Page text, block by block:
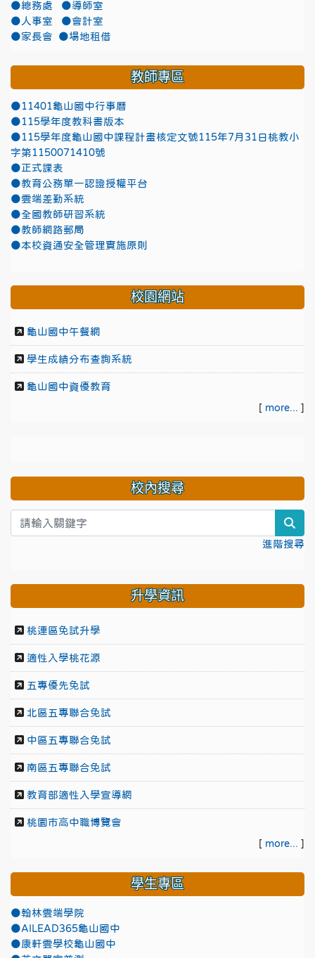
●總務處
●導師室
●人事室
●會計室
●家長會
●場地租借
教師專區
●11401龜山國中行事曆
●115學年度教科書版本
●115學年度龜山國中課程計畫核定文號115年7月31日桃教小
字第1150071410號
●正式課表
●教育公務單一認證授權平台
●雲端差勤系統
●全國教師研習系統
●教師網路郵局
●本校資通安全管理實施原則
校園網站
龜山國中午餐網
學生成績分布查詢系統
龜山國中資優教育
[ more... ]
校內搜尋
進階搜尋
升學資訊
桃連區免試升學
適性入學桃花源
五專優先免試
北區五專聯合免試
中區五專聯合免試
南區五專聯合免試
教育部適性入學宣導網
桃園市高中職博覽會
[ more... ]
學生專區
●翰林雲端學院
●AILEAD365龜山國中
●康軒雲學校龜山國中